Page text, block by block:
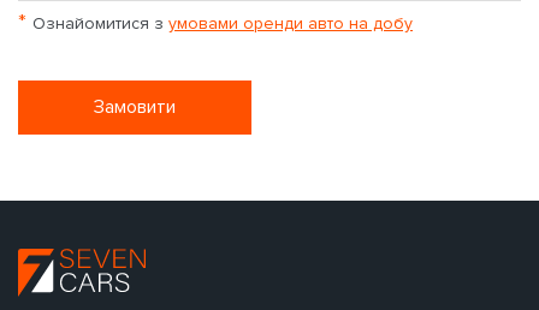
* Ознайомитися з умовами оренди авто на добу
Замовити